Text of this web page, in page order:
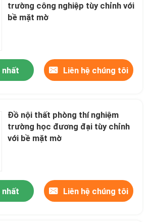
trường công nghiệp tùy chỉnh với
bề mặt mờ
nhất Liên hệ chúng tôi
Đồ nội thất phòng thí nghiệm
trường học đương đại tùy chỉnh
với bề mặt mờ
nhất Liên hệ chúng tôi